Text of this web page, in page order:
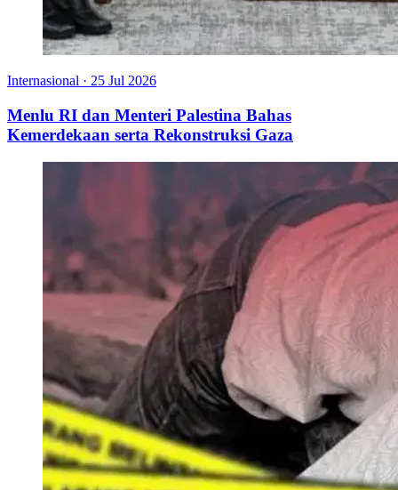
Internasional · 25 Jul 2026
Menlu RI dan Menteri Palestina Bahas
Kemerdekaan serta Rekonstruksi Gaza